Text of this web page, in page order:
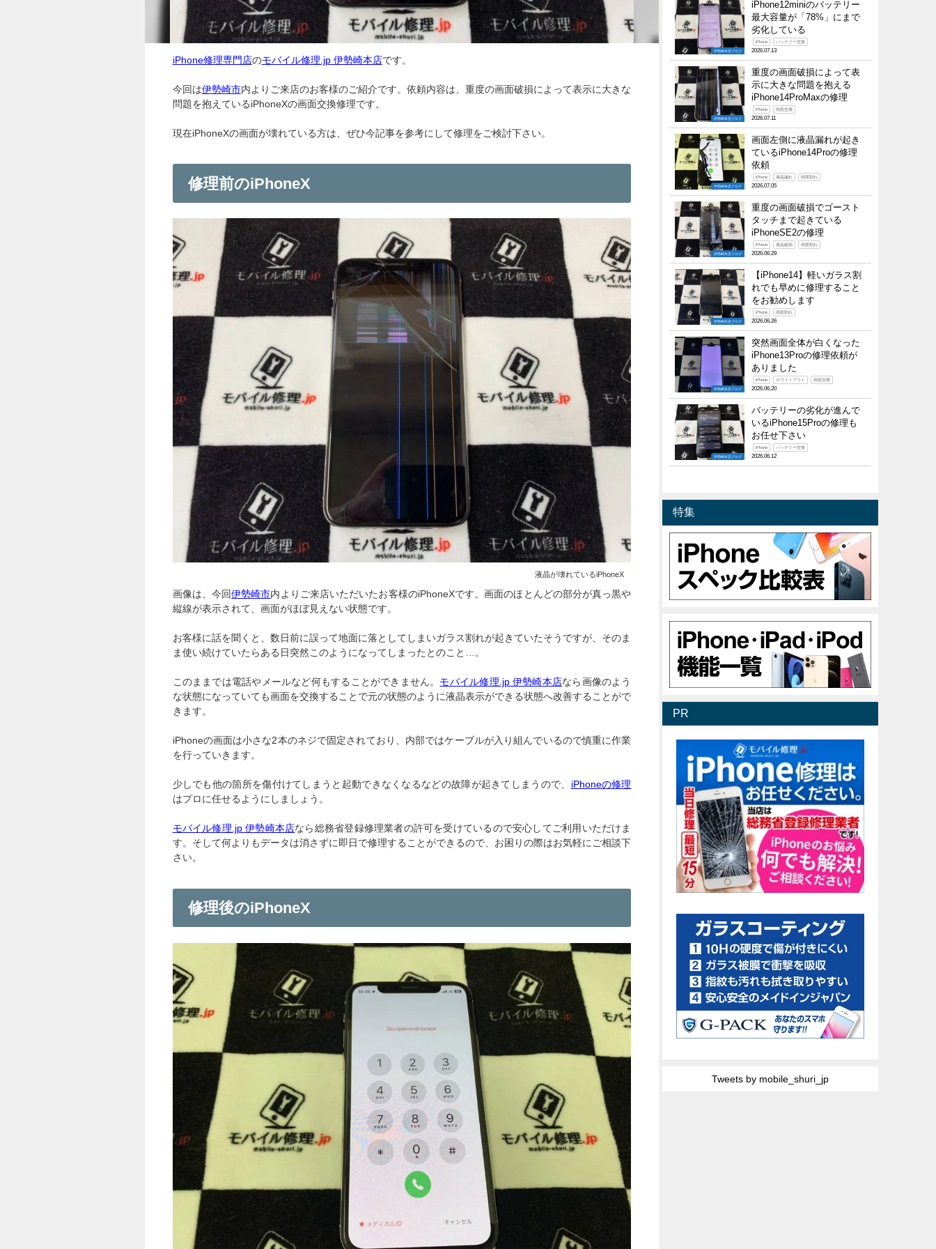
iPhone修理専門店のモバイル修理.jp 伊勢崎本店です。
今回は伊勢崎市内よりご来店のお客様のご紹介です。依頼内容は、重度の画面破損によって表示に大きな
問題を抱えているiPhoneXの画面交換修理です。
現在iPhoneXの画面が壊れている方は、ぜひ今記事を参考にして修理をご検討下さい。
修理前のiPhoneX
液晶が壊れているiPhoneX
画像は、今回伊勢崎市内よりご来店いただいたお客様のiPhoneXです。画面のほとんどの部分が真っ黒や
縦線が表示されて、画面がほぼ見えない状態です。
お客様に話を聞くと、数日前に誤って地面に落としてしまいガラス割れが起きていたそうですが、そのま
ま使い続けていたらある日突然このようになってしまったとのこと…。
このままでは電話やメールなど何もすることができません。 モバイル修理.jp 伊勢崎本店なら画像のよう
な状態になっていても画面を交換することで元の状態のように液晶表示ができる状態へ改善することがで
きます。
iPhoneの画面は小さな2本のネジで固定されており、内部ではケーブルが入り組んでいるので慎重に作業
を行っていきます。
少しでも他の箇所を傷付けてしまうと起動できなくなるなどの故障が起きてしまうので、
iPhoneの修理
はプロに任せるようにしましょう。
モバイル修理.jp 伊勢崎本店なら総務省登録修理業者の許可を受けているので安心してご利用いただけま
す。そして何よりもデータは消さずに即日で修理することができるので、お困りの際はお気軽にご相談下
さい。
修理後のiPhoneX
伊勢崎本店ブログ
iPhone12miniのバッテリー
最大容量が「78%」にまで
劣化している
iPhone バッテリー交換
2026.07.13
伊勢崎本店ブログ
重度の画面破損によって表
示に大きな問題を抱える
iPhone14ProMaxの修理
iPhone 画面交換
2026.07.11
伊勢崎本店ブログ
画面左側に液晶漏れが起き
ているiPhone14Proの修理
依頼
iPhone 液晶漏れ 画面割れ
2026.07.05
伊勢崎本店ブログ
重度の画面破損でゴースト
タッチまで起きている
iPhoneSE2の修理
iPhone 液晶破損 画面割れ
2026.06.29
伊勢崎本店ブログ
【iPhone14】軽いガラス割
れでも早めに修理すること
をお勧めします
iPhone 画面割れ
2026.06.26
伊勢崎本店ブログ
突然画面全体が白くなった
iPhone13Proの修理依頼が
ありました
iPhone ホワイトアウト 画面交換
2026.06.20
伊勢崎本店ブログ
バッテリーの劣化が進んで
いるiPhone15Proの修理も
お任せ下さい
iPhone バッテリー交換
2026.06.12
特集
PR
Tweets by mobile_shuri_jp